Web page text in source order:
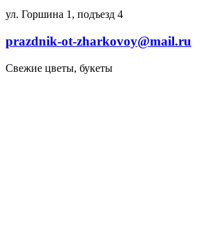
ул. Горшина 1, подъезд 4
prazdnik-ot-zharkovoy@mail.ru
Свежие цветы, букеты